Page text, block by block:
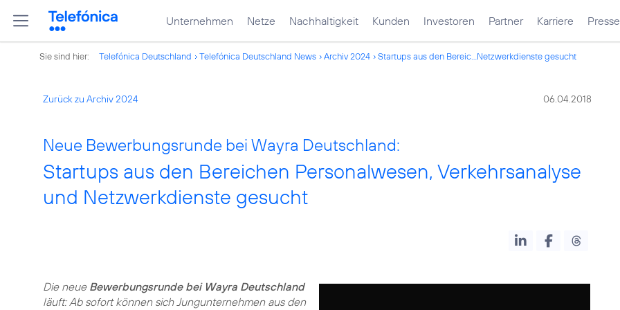
Unternehmen Netze Nachhaltigkeit Kunden Investoren Partner Karriere Presse
Sie sind hier: Telefónica Deutschland Telefónica Deutschland News Archiv 2024 Startups aus den Bereic...Netzwerkdienste gesucht
Zurück zu Archiv 2024 06.04.2018
Neue Bewerbungsrunde bei Wayra Deutschland:
Startups aus den Bereichen Personalwesen, Verkehrsanalyse
und Netzwerkdienste gesucht
Die neue Bewerbungsrunde bei Wayra Deutschland
läuft: Ab sofort können sich Jungunternehmen aus den